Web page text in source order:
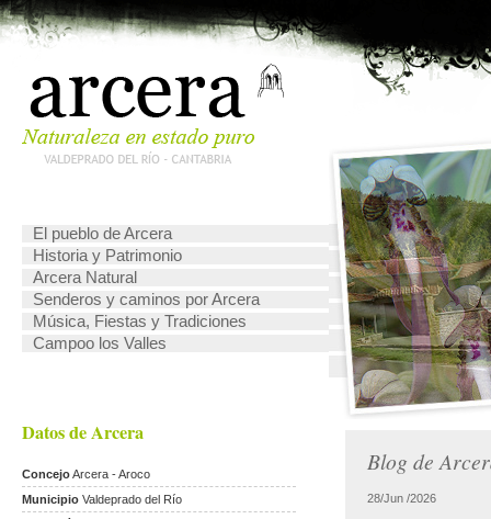
El pueblo de Arcera
Historia y Patrimonio
Arcera Natural
Senderos y caminos por Arcera
Música, Fiestas y Tradiciones
Campoo los Valles
Datos de Arcera
ConcejoArcera - Aroco
Municipio Valdeprado del Río
Blog de
28/Jun /2026